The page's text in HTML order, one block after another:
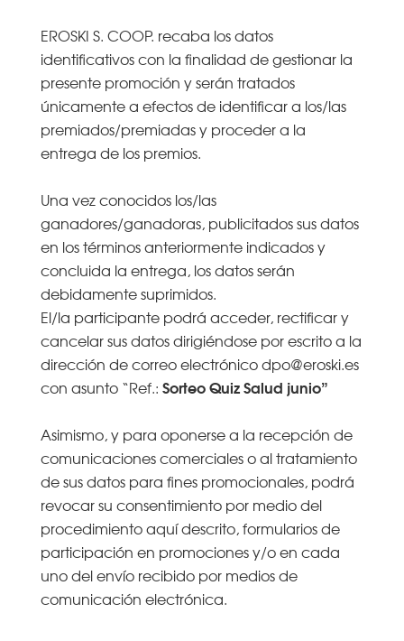
EROSKI S. COOP. recaba los datos
identificativos con la finalidad de gestionar la
presente promoción y serán tratados
únicamente a efectos de identificar a los/las
premiados/premiadas y proceder a la
entrega de los premios.
Una vez conocidos los/las
ganadores/ganadoras, publicitados sus datos
en los términos anteriormente indicados y
concluida la entrega, los datos serán
debidamente suprimidos.
El/la participante podrá acceder, rectificar y
cancelar sus datos dirigiéndose por escrito a la
dirección de correo electrónico dpo@eroski.es
con asunto “Ref.: Sorteo Quiz Salud junio”
Asimismo, y para oponerse a la recepción de
comunicaciones comerciales o al tratamiento
de sus datos para fines promocionales, podrá
revocar su consentimiento por medio del
procedimiento aquí descrito, formularios de
participación en promociones y/o en cada
uno del envío recibido por medios de
comunicación electrónica.